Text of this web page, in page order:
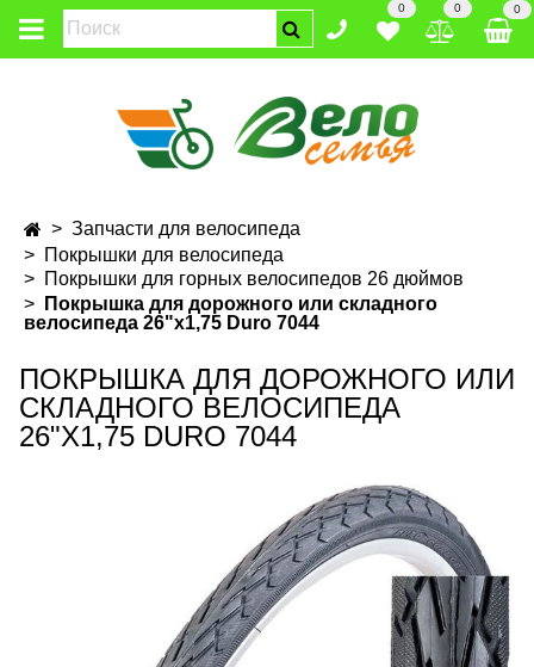
0 0 0
Запчасти для велосипеда
Покрышки для велосипеда
Покрышки для горных велосипедов 26 дюймов
Покрышка для дорожного или складного
велосипеда 26"х1,75 Duro 7044
ПОКРЫШКА ДЛЯ ДОРОЖНОГО ИЛИ
СКЛАДНОГО ВЕЛОСИПЕДА
26"Х1,75 DURO 7044